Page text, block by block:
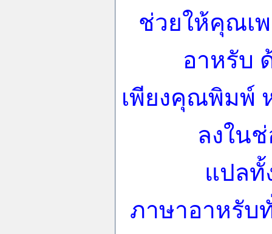
ช่วยให้คุณเ
อาหรับ
เพียงคุณพิมพ์
ลงใน
แปลทั้
ภาษาอาหรับ